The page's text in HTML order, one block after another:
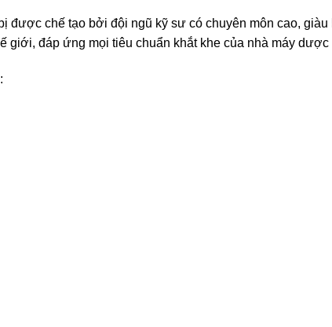
được chế tạo bởi đội ngũ kỹ sư có chuyên môn cao,
giới, đáp ứng mọi tiêu chuẩn khắt khe của nhà máy dược